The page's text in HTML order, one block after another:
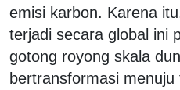
emisi karbon. Karena
terjadi secara global ini
gotong royong skala
bertransformasi menuju